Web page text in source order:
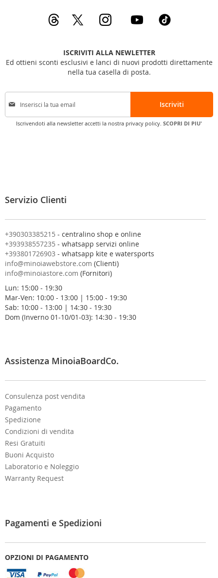
ISCRIVITI ALLA NEWLETTER
Ed ottieni sconti esclusivi e lanci di nuovi prodotti direttamente
nella tua casella di posta.
I
c
l
n
o
s
t
r
a
e
w
s
l
e
:
Iscriviti
Iscrivendoti alla newsletter accetti la nostra privacy policy. SCOPRI DI PIU'
Servizio Clienti
+390303385215 - centralino shop e online
+393938557235 - whatsapp servizi online
+393801726903 - whatsapp kite e watersports
info@minoiawebstore.com (Clienti)
info@minoiastore.com (Fornitori)
Lun: 15:00 - 19:30
Mar-Ven: 10:00 - 13:00 | 15:00 - 19:30
Sab: 10:00 - 13:00 | 14:30 - 19:30
Dom (Inverno 01-10/01-03): 14:30 - 19:30
Assistenza MinoiaBoardCo.
Consulenza post vendita
Pagamento
Spedizione
Condizioni di vendita
Resi Gratuiti
Buoni Acquisto
Laboratorio e Noleggio
Warranty Request
Pagamenti e Spedizioni
OPZIONI DI PAGAMENTO